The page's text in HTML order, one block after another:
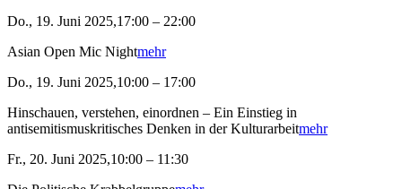
Do., 19. Juni 2025,17:00 – 22:00
Asian Open Mic Nightmehr
Do., 19. Juni 2025,10:00 – 17:00
Hinschauen, verstehen, einordnen – Ein Einstieg in
antisemitismuskritisches Denken in der Kulturarbeitmehr
Fr., 20. Juni 2025,10:00 – 11:30